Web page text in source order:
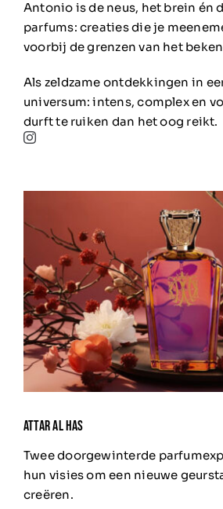
Antonio is de neus, het brein én
parfums: creaties die je
voorbij de grenzen van het
Als zeldzame ontdekkingen in
universum: intens, complex en
durft te ruiken dan het oog reikt.
ATTAR AL HAS
Twee doorgewinterde
hun visies om een nieuwe
creëren.